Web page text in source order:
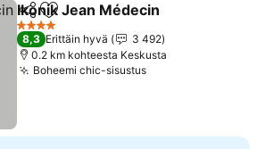
Jaa Lisää suosikkeihin
Ikonik Jean Médecin
4 Tähtiluokitus
8,3 Erittäin hyvä
3 492
0.2 km kohteesta Keskusta
Boheemi chic-sisustus